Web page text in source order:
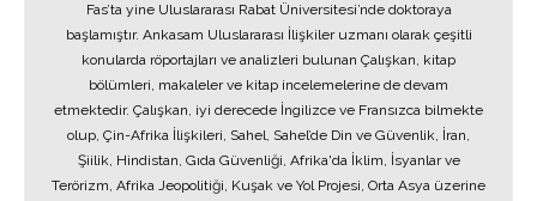
Fas’ta yine Uluslararası Rabat Üniversitesi’nde doktoraya
başlamıştır. Ankasam Uluslararası İlişkiler uzmanı olarak çeşitli
konularda röportajları ve analizleri bulunan Çalışkan, kitap
bölümleri, makaleler ve kitap incelemelerine de devam
etmektedir. Çalışkan, iyi derecede İngilizce ve Fransızca bilmekte
olup, Çin-Afrika İlişkileri, Sahel, Sahel’de Din ve Güvenlik, İran,
Şiilik, Hindistan, Gıda Güvenliği, Afrika'da İklim, İsyanlar ve
Terörizm, Afrika Jeopolitiği, Kuşak ve Yol Projesi, Orta Asya üzerine